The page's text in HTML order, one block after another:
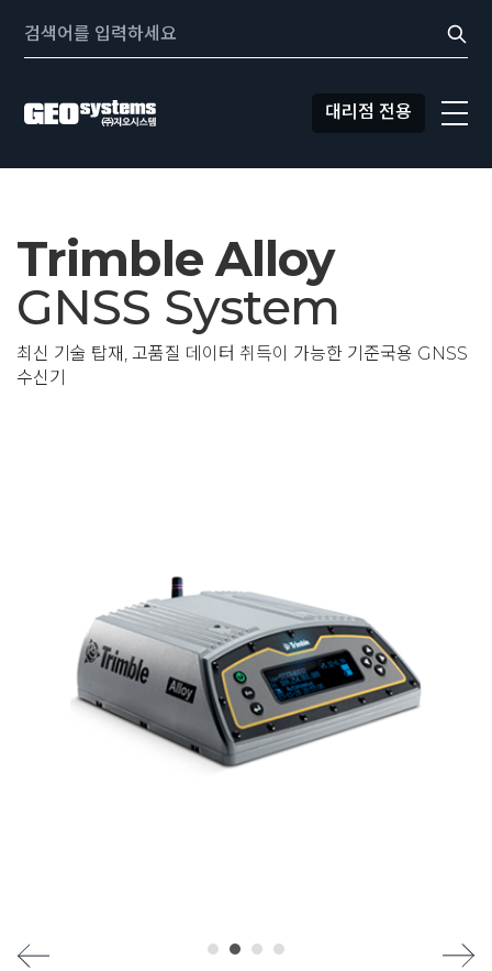
바로가기
Search:
대리점 전용
Trimble Alloy
GNSS System
최신 기술 탑재, 고품질 데이터 취득이 가능한 기준국용 GNSS
수신기